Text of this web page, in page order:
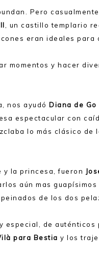
Pero
, un castillo templario
eran ideales para
momentos y hacer
nos ayudó Diana de Go
espectacular con
lo más clásico
y la princesa, fueron
aún mas
de los dos
especial, de
para Bestia y los